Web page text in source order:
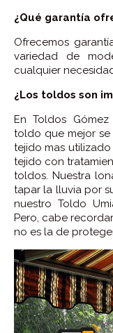
¿Qué garantía
Ofrecemos
variedad de
cualquier
¿Los toldos son
En Toldos
toldo que mejor
tejido mas
tejido con
toldos. Nuestra
tapar la lluvia por
nuestro Toldo
Pero, cabe
no es la de